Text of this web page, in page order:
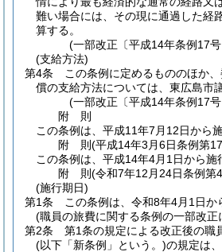
難い場合には、その現に通過した経
算する。
(一部改正〔平成14年条例17
(支給方法)
第4条
この条例に定めるもののほか
償の支給方法については、東広島市
(一部改正〔平成14年条例17
附 則
この条例は、平成11年7月12日から施
附 則(平成14年3月6日条例第
この条例は、平成14年4月1日から施
附 則(令和7年12月24日条例第
(施行期日)
第1条
この条例は、令和8年4月1日か
(職員の旅費に関する条例の一部改正
第2条
第1条の規定による改正後の職
(以下「新条例」という。)の規定は